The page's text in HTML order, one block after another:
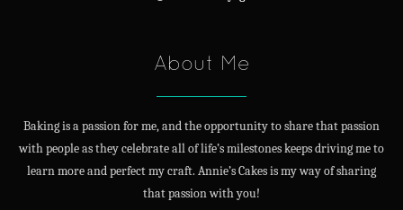
About Me
Baking is a passion for me, and the opportunity to share that passion
with people as they celebrate all of life’s milestones keeps driving me to
learn more and perfect my craft. Annie’s Cakes is my way of sharing
that passion with you!